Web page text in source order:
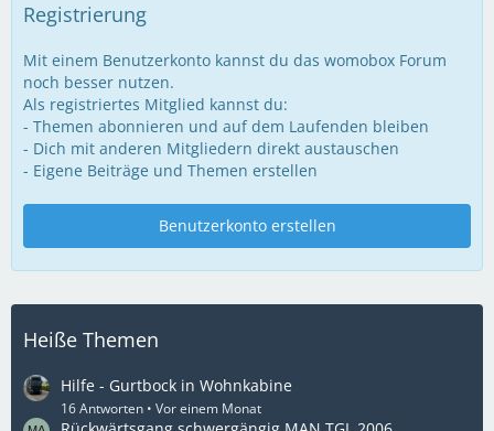
Registrierung
Mit einem Benutzerkonto kannst du das womobox Forum
noch besser nutzen.
Als registriertes Mitglied kannst du:
- Themen abonnieren und auf dem Laufenden bleiben
- Dich mit anderen Mitgliedern direkt austauschen
- Eigene Beiträge und Themen erstellen
Benutzerkonto erstellen
Heiße Themen
Hilfe - Gurtbock in Wohnkabine
16 Antworten Vor einem Monat